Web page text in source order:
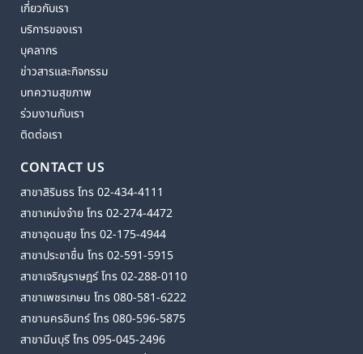
เกี่ยวกับเรา
บริการของเรา
บุคลากร
ข่าวสารและกิจกรรม
บทความสุขภาพ
ร่วมงานกับเรา
ติดต่อเรา
CONTACT US
สาขาสิรินธร โทร 02-434-4111
สาขาเหม่งจ๋าย โทร 02-274-4472
สาขาอุดมสุข โทร 02-175-4944
สาขาประชาชื่น โทร 02-591-5915
สาขาเจริญราษฎร์ โทร 02-288-0110
สาขาเพชรเกษม โทร 080-581-6222
สาขานครอินทร์ โทร 080-596-5875
สาขามีนบุรี โทร 095-045-2496